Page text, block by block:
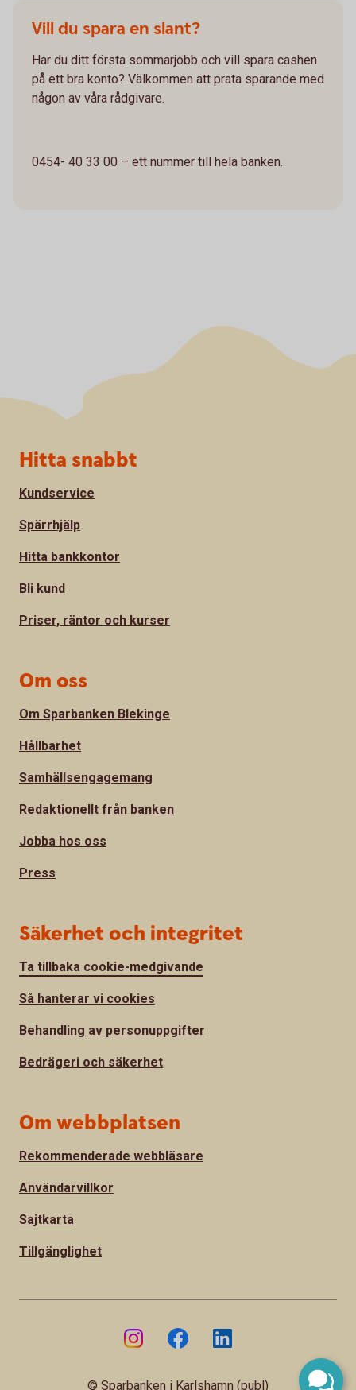
Vill du spara en slant?
Har du ditt första sommarjobb och vill spara cashen
på ett bra konto? Välkommen att prata sparande med
någon av våra rådgivare.
0454- 40 33 00 – ett nummer till hela banken.
Sidfot
Hitta snabbt
Kundservice
Spärrhjälp
Hitta bankkontor
Bli kund
Priser, räntor och kurser
Om oss
Om Sparbanken Blekinge
Hållbarhet
Samhällsengagemang
Redaktionellt från banken
Jobba hos oss
Press
Säkerhet och integritet
Ta tillbaka cookie-medgivande
Så hanterar vi cookies
Behandling av personuppgifter
Bedrägeri och säkerhet
Om webbplatsen
Rekommenderade webbläsare
Användarvillkor
Sajtkarta
Tillgänglighet
© Sparbanken i Karlshamn (publ)